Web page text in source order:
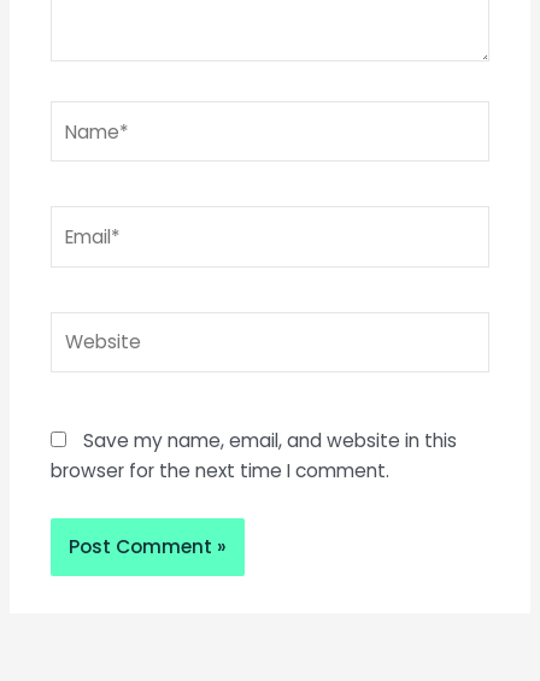
Save my name, email, and website in this
browser for the next time I comment.